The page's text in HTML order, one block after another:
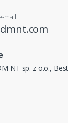
mail
NT sp. z o.o.,